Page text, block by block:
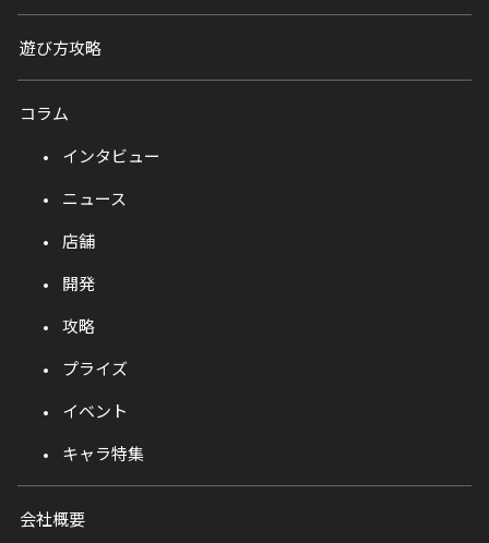
遊び方攻略
コラム
インタビュー
ニュース
店舗
開発
攻略
プライズ
イベント
キャラ特集
会社概要